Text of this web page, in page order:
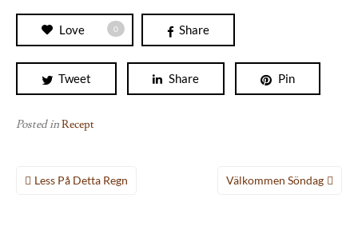
Love 0 Share
Tweet Share Pin
Posted inRecept
Inläggsnavigering
Less På Detta Regn Välkommen Söndag